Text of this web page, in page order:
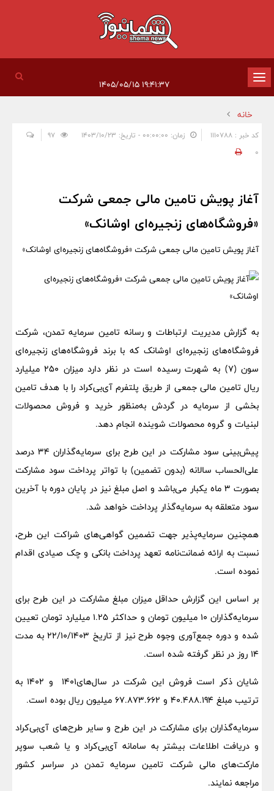
تغییر
وضعیت
ناوبری
خانه
کد خبر : 1110788 زمان: ۰۰:۰۰:۰۰ - تاریخ: ۱۴۰۳/۱۰/۲۳
0
آغاز پویش تامین مالی جمعی شرکت
«فروشگاه‌های زنجیره‌ای اوشانک»
آغاز پویش تامین مالی جمعی شرکت «فروشگاه‌های زنجیره‌ای اوشانک»
به گزارش مدیریت ارتباطات و رسانه تامین سرمایه تمدن، شرکت
فروشگاه‌های زنجیره‌ای اوشانک که با برند فروشگاه‌های زنجیره‌ای
سون (7) به شهرت رسیده است در نظر دارد میزان 250 میلیارد
ریال تامین مالی جمعی از طریق پلتفرم آی‌بی‌کراد را با هدف تامین
بخشی از سرمایه در گردش به‌منظور خرید و فروش محصولات
لبنیات و گروه محصولات شوینده انجام دهد.
پیش‌بینی سود مشارکت در این طرح برای سرمایه‌گذاران 34 درصد
علی‌الحساب سالانه (بدون تضمین) با تواتر پرداخت سود مشارکت
بصورت 3 ماه یکبار می‌باشد و اصل مبلغ نیز در پایان دوره‌ با آخرین
سود متعلقه به سرمایه‌گذار پرداخت خواهد شد.
همچنین سرمایه‌پذیر جهت تضمین گواهی‌های شراکت این طرح،
نسبت به ارائه ضمانت‌نامه تعهد پرداخت بانکی و چک صیادی اقدام
نموده است.
بر اساس این گزارش حداقل میزان مبلغ مشارکت در این طرح برای
سرمایه‌گذاران 10 میلیون تومان و حداکثر 1.25 میلیارد تومان تعیین
شده و دوره جمع‌آوری وجوه طرح نیز از تاریخ 22/10/1403 به مدت
14 روز در نظر گرفته شده است.
شایان ذکر است فروش این شرکت در سال‌های1401 و 1402 به
ترتیب مبلغ 40.488.194 و 67.873.662 میلیون ریال بوده‌ ‌است.
سرمایه‌گذاران برای مشارکت در این طرح و سایر طرح‌های آی‌بی‌کراد
و دریافت اطلاعات بیشتر به سامانه آی‌بی‌کراد و یا شعب سوپر
مارکت‌های مالی شرکت تامین سرمایه تمدن در سراسر کشور
مراجعه نمایند.